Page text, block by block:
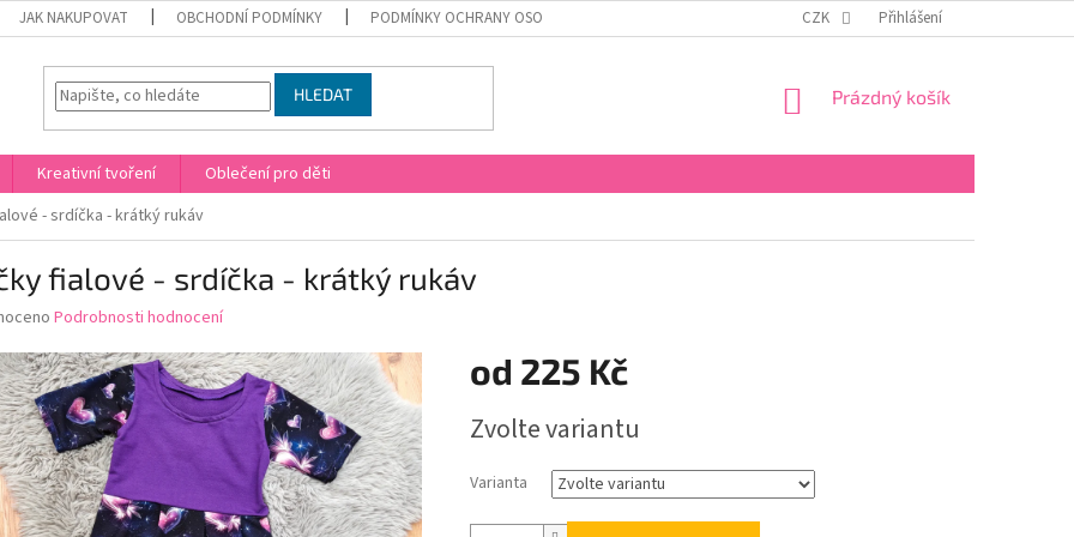
JAK NAKUPOVAT OBCHODNÍ PODMÍNKY PODMÍNKY OCHRANY OSOBNÍCH ÚDAJŮ REKLAMAČNÍ ŘÁD
CZK Přihlášení
HLEDAT
NÁKUPNÍ
Prázdný košík
Kreativní tvoření
Oblečení pro děti
- srdíčka - krátký rukáv
fialové - srdíčka - krátký rukáv
Podrobnosti hodnocení
od 225 Kč
cena:
Zvolte variantu
Varianta